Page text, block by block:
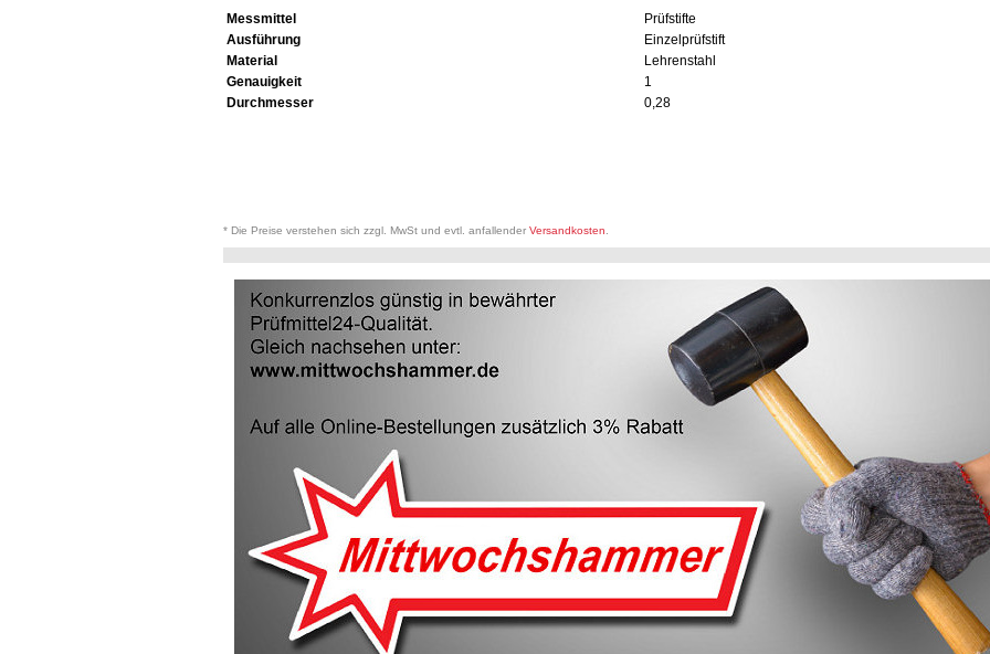
Messmittel
Prüfstifte
Ausführung
Einzelprüfstift
Material
Lehrenstahl
Genauigkeit
1
Durchmesser
0,28
* Die Preise verstehen sich zzgl. MwSt und evtl. anfallender Versandkosten